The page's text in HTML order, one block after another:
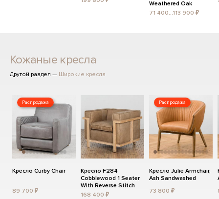
Weathered Oak
71 400...113 900 ₽
Кожаные кресла
Другой раздел — Широкие кресла
Распродажа
Кресло Curby Chair
89 700 ₽
Кресло F284
Cobblewood 1 Seater
With Reverse Stitch
168 400 ₽
Распродажа
Кресло Julie Armchair,
Ash Sandwashed
73 800 ₽